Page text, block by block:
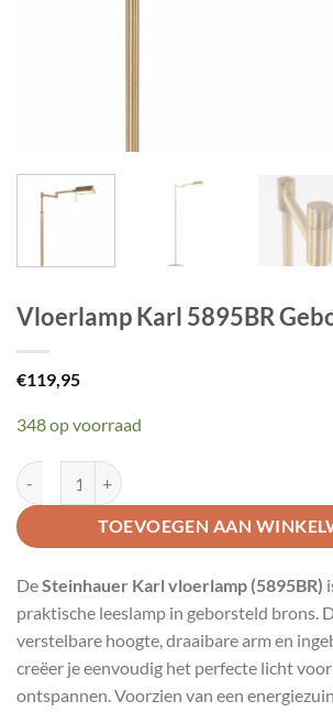
Vloerlamp Karl 5895BR
€119,95
348 op voorraad
Vloerlamp Karl 5895BR Geborsteld brons
TOEVOEGEN AAN
DeSteinhauer Karl vloerlamp (5895BR)
praktische leeslamp in geborsteld brons.
verstelbare hoogte, draaibare arm en
creëer je eenvoudig het perfecte licht
ontspannen. Voorzien van een